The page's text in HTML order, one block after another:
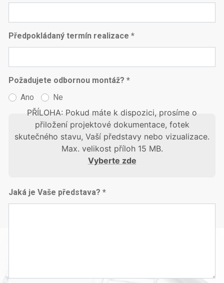
Předpokládaný termín realizace *
Požadujete odbornou montáž? *
Ano
Ne
PŘÍLOHA: Pokud máte k dispozici, prosíme o
přiložení projektové dokumentace, fotek
skutečného stavu, Vaší představy nebo vizualizace.
Max. velikost příloh 15 MB.
Vyberte zde
Jaká je Vaše představa? *